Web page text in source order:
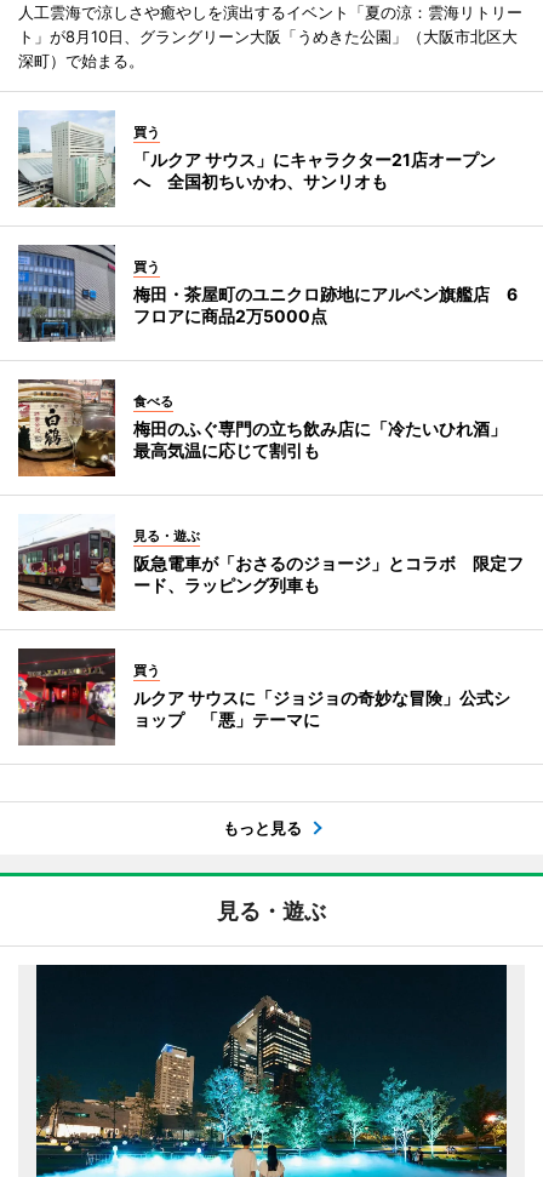
人工雲海で涼しさや癒やしを演出するイベント「夏の涼：雲海リトリー
ト」が8月10日、グラングリーン大阪「うめきた公園」（大阪市北区大
深町）で始まる。
買う
「ルクア サウス」にキャラクター21店オープン
へ 全国初ちいかわ、サンリオも
買う
梅田・茶屋町のユニクロ跡地にアルペン旗艦店 6
フロアに商品2万5000点
食べる
梅田のふぐ専門の立ち飲み店に「冷たいひれ酒」
最高気温に応じて割引も
見る・遊ぶ
阪急電車が「おさるのジョージ」とコラボ 限定フ
ード、ラッピング列車も
買う
ルクア サウスに「ジョジョの奇妙な冒険」公式シ
ョップ 「悪」テーマに
もっと見る
見る・遊ぶ